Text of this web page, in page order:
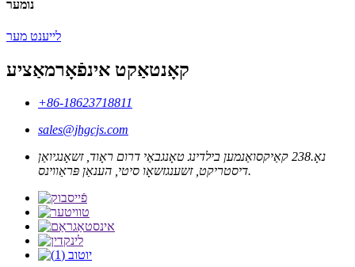
נומער
לייענט מער
קאָנטאַקט אינפֿאָרמאַציע
+86-18623718811
sales@jhgcjs.com
נאָ.238 קאַיקסואַנמען בילדינג טאָנגבאַי דרום ראָוד, זשאָנגיואַן
דיסטריקט, זשענגזשאָו סיטי, הענאַן פּראַווינס.